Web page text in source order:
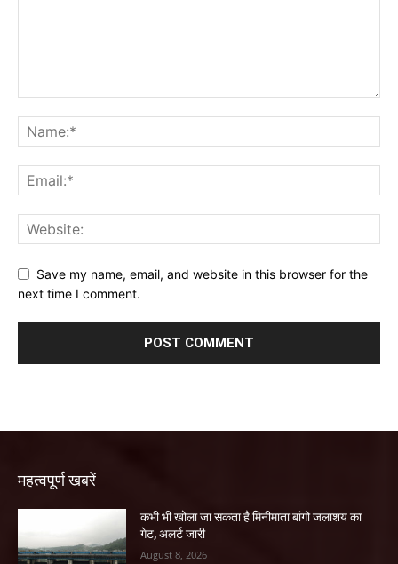
Save my name, email, and website in this browser for the
next time I comment.
महत्वपूर्ण खबरें
कभी भी खोला जा सकता है मिनीमाता बांगो जलाशय का
गेट, अलर्ट जारी
August 8, 2026